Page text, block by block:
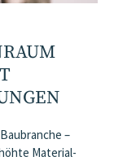
–
Material-